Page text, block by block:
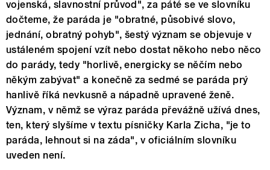
vojenská, slavnostní průvod", za páté se ve slovníku
dočteme, že paráda je "obratné, působivé slovo,
jednání, obratný pohyb", šestý význam se objevuje v
ustáleném spojení vzít nebo dostat někoho nebo něco
do parády, tedy "horlivě, energicky se něčím nebo
někým zabývat" a konečně za sedmé se paráda prý
hanlivě říká nevkusně a nápadně upravené ženě.
Význam, v němž se výraz paráda převážně užívá dnes,
ten, který slyšíme v textu písničky Karla Zicha, "je to
paráda, lehnout si na záda", v oficiálním slovníku
uveden není.